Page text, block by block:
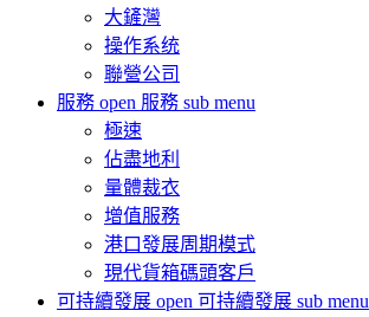
大鏟灣
操作系统
聯營公司
服務 open 服務 sub menu
極速
佔盡地利
量體裁衣
增值服務
港口發展周期模式
現代貨箱碼頭客戶
可持續發展 open 可持續發展 sub menu